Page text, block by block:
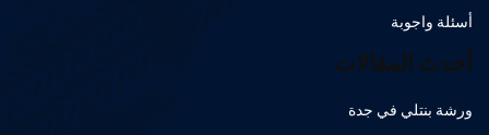
أسئلة واجوبة
أحدث المقالات
ورشة بنتلي في جدة